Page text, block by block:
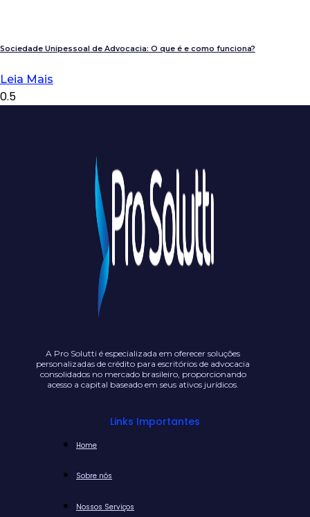
Sociedade Unipessoal de Advocacia: O que é e como funciona?
Leia Mais
A Pro Solutti é especializada em oferecer soluções
personalizadas de crédito para escritórios de advocacia
consolidados no mercado brasileiro, proporcionando
acesso a capital baseado em seus ativos jurídicos.
Links Importantes
Home
Sobre nós
Nossos Serviços